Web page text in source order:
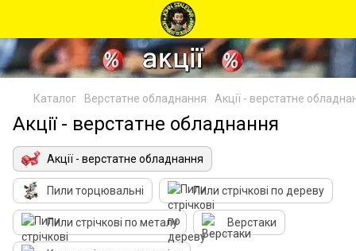
Каталог Верстатне обладнання Акції - верстатне
Акції - верстатне обладнання
Акції - верстатне обладнання
Пили торцювальні Пили стрічкові по дереву
Пили стрічкові по металу Верстаки